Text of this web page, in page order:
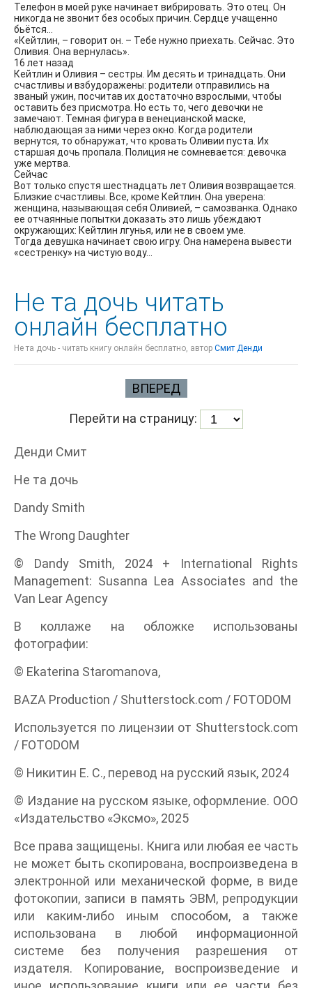
Телефон в моей руке начинает вибрировать. Это отец. Он
никогда не звонит без особых причин. Сердце учащенно
бьётся…
«Кейтлин, – говорит он. – Тебе нужно приехать. Сейчас. Это
Оливия. Она вернулась».
16 лет назад
Кейтлин и Оливия – сестры. Им десять и тринадцать. Они
счастливы и взбудоражены: родители отправились на
званый ужин, посчитав их достаточно взрослыми, чтобы
оставить без присмотра. Но есть то, чего девочки не
замечают. Темная фигура в венецианской маске,
наблюдающая за ними через окно. Когда родители
вернутся, то обнаружат, что кровать Оливии пуста. Их
старшая дочь пропала. Полиция не сомневается: девочка
уже мертва.
Сейчас
Вот только спустя шестнадцать лет Оливия возвращается.
Близкие счастливы. Все, кроме Кейтлин. Она уверена:
женщина, называющая себя Оливией, – самозванка. Однако
ее отчаянные попытки доказать это лишь убеждают
окружающих: Кейтлин лгунья, или не в своем уме.
Тогда девушка начинает свою игру. Она намерена вывести
«сестренку» на чистую воду…
Не та дочь читать
онлайн бесплатно
Не та дочь - читать книгу онлайн бесплатно, автор Смит Денди
ВПЕРЕД
Перейти на страницу:
Денди Смит
Не та дочь
Dandy Smith
The Wrong Daughter
© Dandy Smith, 2024 + International Rights
Management: Susanna Lea Associates and the
Van Lear Agency
В коллаже на обложке использованы
фотографии:
© Ekaterina Staromanova,
BAZA Production / Shutterstock.com / FOTODOM
Используется по лицензии от Shutterstock.com
/ FOTODOM
© Никитин Е. С., перевод на русский язык, 2024
© Издание на русском языке, оформление. ООО
«Издательство «Эксмо», 2025
Все права защищены. Книга или любая ее часть
не может быть скопирована, воспроизведена в
электронной или механической форме, в виде
фотокопии, записи в память ЭВМ, репродукции
или каким-либо иным способом, а также
использована в любой информационной
системе без получения разрешения от
издателя. Копирование, воспроизведение и